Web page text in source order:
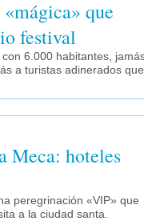
que
festival
6.000 habitantes,
a turistas adinerados que
Meca: hoteles
peregrinación «VIP» que
a la ciudad santa.